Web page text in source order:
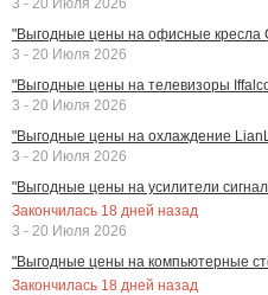
"Выгодные цены на офисные кресла
3 - 20 Июля 2026
"Выгодные цены на телевизоры
3 - 20 Июля 2026
"Выгодные цены на охлаждение
3 - 20 Июля 2026
"Выгодные цены на усилители
Закончилась 18 дней назад
3 - 20 Июля 2026
"Выгодные цены на компьютерные
Закончилась 18 дней назад